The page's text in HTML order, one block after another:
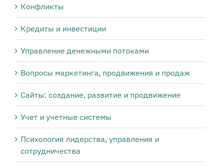
Конфликты
Кредиты и инвестиции
Управление денежными потоками
Вопросы маркетинга, продвижения и продаж
Сайты: создание, развитие и продвижение
Учет и учетные системы
Психология лидерства, управления и
сотрудничества